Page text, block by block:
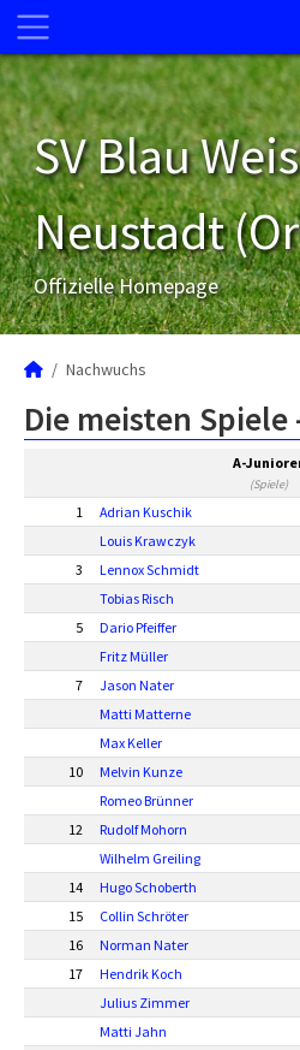
SV Blau
Neustadt
Offizielle Homepage
Nachwuchs
Die meisten Spiele
A-
(Spiele)
1 Adrian Kuschik
Louis Krawczyk
3
Lennox Schmidt
Tobias Risch
5
Dario Pfeiffer
Fritz Müller
7
Jason Nater
Matti Matterne
Max Keller
10
Melvin Kunze
Romeo Brünner
12
Rudolf Mohorn
Wilhelm Greiling
14
Hugo Schoberth
15
Collin Schröter
16
Norman Nater
17
Hendrik Koch
Julius Zimmer
Matti Jahn